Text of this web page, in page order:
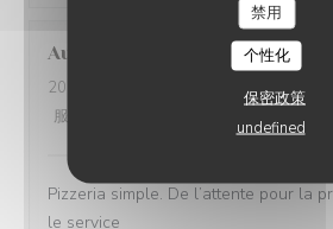
禁用
个性化
保密政策
undefined
Aurélien
2026-06-27
- 19:15 - 来宾 3
服务
/5 质价比
Pizzeria simple. De l’attente pour la
le service